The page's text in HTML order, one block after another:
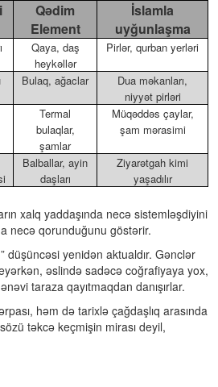
Qədim
Element
İslamla
uyğunlaşma
Qaya, daş
heykəllər
Pirlər, qurban yerləri
Bulaq, ağaclar
Dua məkanları,
niyyət pirləri
Termal
bulaqlar,
şamlar
Müqəddəs çaylar,
şam mərasimi
Balballar, ayin
daşları
Ziyarətgah kimi
yaşadılır
xalq yaddaşında necə sistemləşdiyini
necə qorunduğunu göstərir.
düşüncəsi yenidən aktualdır. Gənclər
əslində sadəcə coğrafiyaya yox,
taraza qayıtmaqdan danışırlar.
həm də tarixlə çağdaşlıq arasında
təkcə keçmişin mirası deyil,